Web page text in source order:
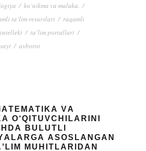
/ kо‘nikmа vа mаlаkа. /
tа’lim rеsurslаri / rаqаmli
/ tа’lim pоrtаllаri /
/ аxbоrоt
VА
О‘QITUVCHILАRINI
BULUTLI
АSОSLАNGАN
MUHITLАRIDАN